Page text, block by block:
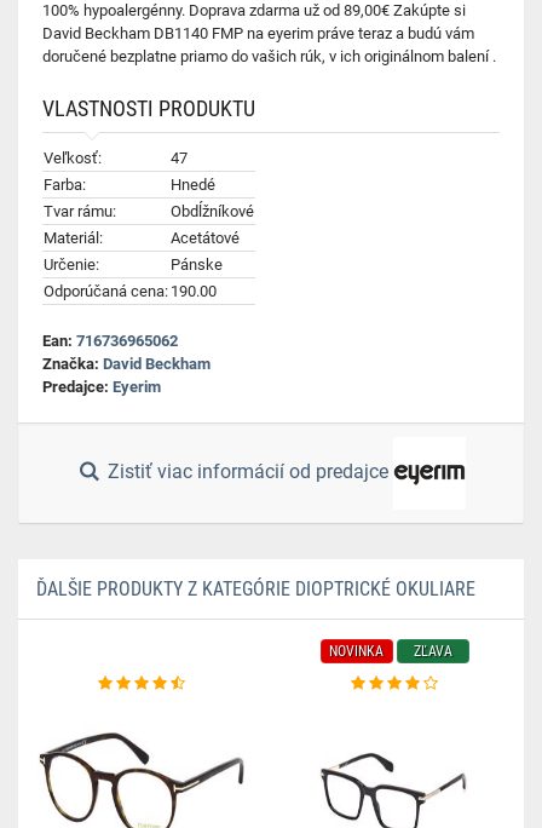
100% hypoalergénny. Doprava zdarma už od 89,00€ Zakúpte si
David Beckham DB1140 FMP na eyerim práve teraz a budú vám
doručené bezplatne priamo do vašich rúk, v ich originálnom balení .
VLASTNOSTI PRODUKTU
Veľkosť:
47
Farba:
Hnedé
Tvar rámu:
Obdĺžníkové
Materiál:
Acetátové
Určenie:
Pánske
Odporúčaná cena: 190.00
Ean: 716736965062
Značka: David Beckham
Predajce: Eyerim
Zistiť viac informácií od predajce
ĎALŠIE PRODUKTY Z KATEGÓRIE DIOPTRICKÉ OKULIARE
NOVINKA ZĽAVA